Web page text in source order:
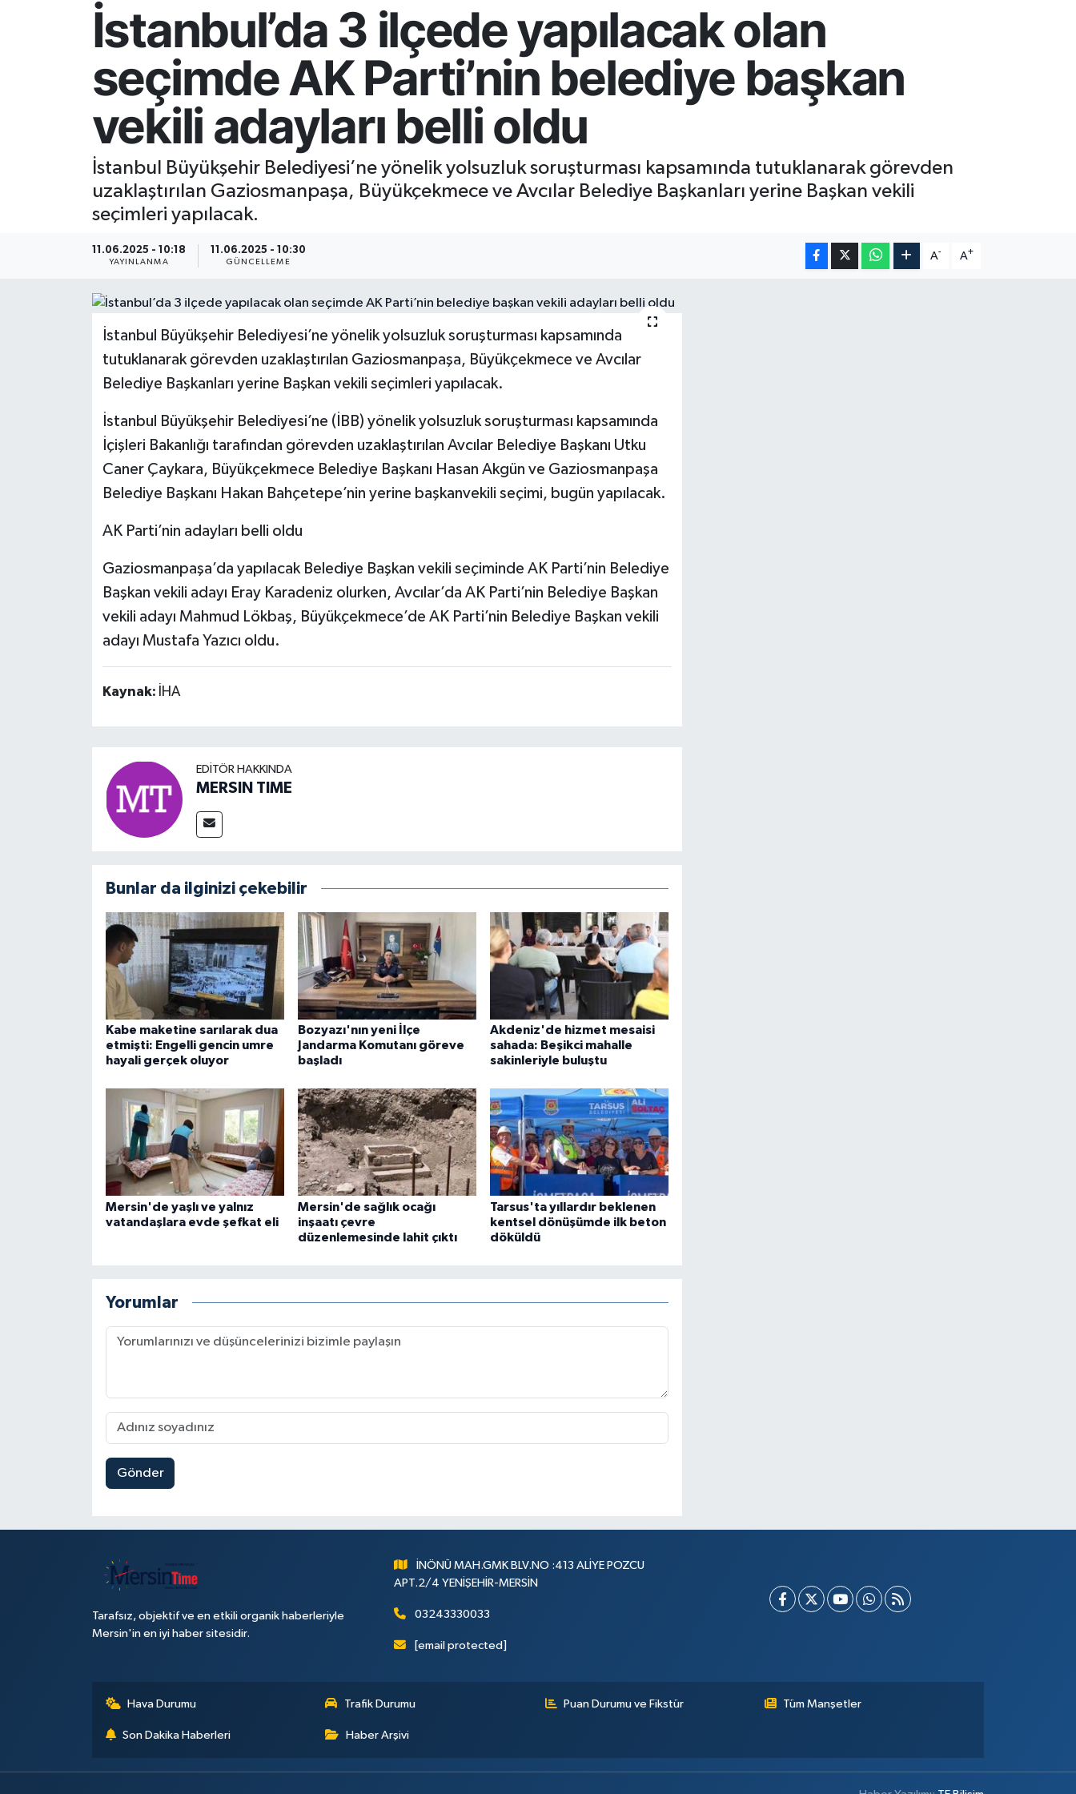
İstanbul’da 3 ilçede yapılacak olan
seçimde AK Parti’nin belediye başkan
vekili adayları belli oldu
İstanbul Büyükşehir Belediyesi’ne yönelik yolsuzluk soruşturması kapsamında tutuklanarak görevden
uzaklaştırılan Gaziosmanpaşa, Büyükçekmece ve Avcılar Belediye Başkanları yerine Başkan vekili
seçimleri yapılacak.
11.06.2025 - 10:18
YAYINLANMA
11.06.2025 - 10:30
GÜNCELLEME
A- A+
İstanbul Büyükşehir Belediyesi’ne yönelik yolsuzluk soruşturması kapsamında
tutuklanarak görevden uzaklaştırılan Gaziosmanpaşa, Büyükçekmece ve Avcılar
Belediye Başkanları yerine Başkan vekili seçimleri yapılacak.
İstanbul Büyükşehir Belediyesi’ne (İBB) yönelik yolsuzluk soruşturması kapsamında
İçişleri Bakanlığı tarafından görevden uzaklaştırılan Avcılar Belediye Başkanı Utku
Caner Çaykara, Büyükçekmece Belediye Başkanı Hasan Akgün ve Gaziosmanpaşa
Belediye Başkanı Hakan Bahçetepe’nin yerine başkanvekili seçimi, bugün yapılacak.
AK Parti’nin adayları belli oldu
Gaziosmanpaşa’da yapılacak Belediye Başkan vekili seçiminde AK Parti’nin Belediye
Başkan vekili adayı Eray Karadeniz olurken, Avcılar’da AK Parti’nin Belediye Başkan
vekili adayı Mahmud Lökbaş, Büyükçekmece’de AK Parti’nin Belediye Başkan vekili
adayı Mustafa Yazıcı oldu.
Kaynak: İHA
EDITÖR HAKKINDA
MERSIN TIME
Bunlar da ilginizi çekebilir
Kabe maketine sarılarak dua
etmişti: Engelli gencin umre
hayali gerçek oluyor
Bozyazı'nın yeni İlçe
Jandarma Komutanı göreve
başladı
Akdeniz'de hizmet mesaisi
sahada: Beşikci mahalle
sakinleriyle buluştu
Mersin'de yaşlı ve yalnız
vatandaşlara evde şefkat eli
Mersin'de sağlık ocağı
inşaatı çevre
düzenlemesinde lahit çıktı
Tarsus'ta yıllardır beklenen
kentsel dönüşümde ilk beton
döküldü
Yorumlar
Gönder
Tarafsız, objektif ve en etkili organik haberleriyle
Mersin'in en iyi haber sitesidir.
İNÖNÜ MAH.GMK BLV.NO :413 ALİYE POZCU
APT.2/4 YENİŞEHİR-MERSİN
03243330033
[email protected]
Hava Durumu Trafik Durumu Puan Durumu ve Fikstür Tüm Manşetler
Son Dakika Haberleri Haber Arşivi
Resmi İlan